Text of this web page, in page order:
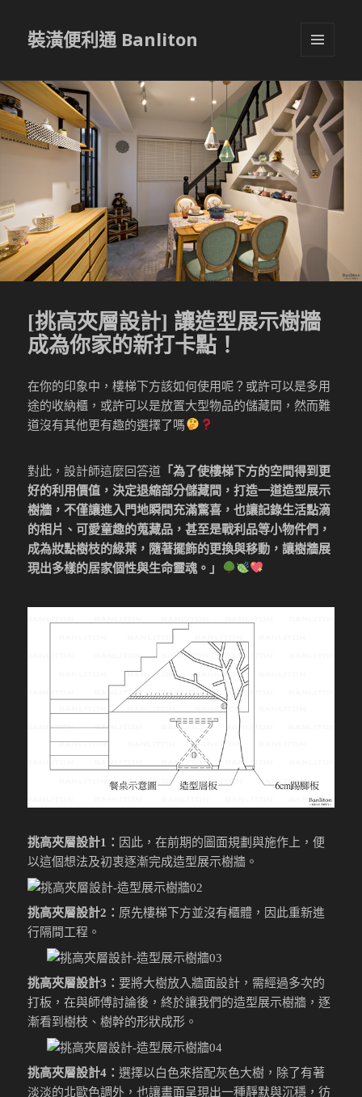
裝潢便利通 Banliton
小工具
[挑高夾層設計] 讓造型展示樹牆
成為你家的新打卡點！
在你的印象中，樓梯下方該如何使用呢？或許可以是多用
途的收納櫃，或許可以是放置大型物品的儲藏間，然而難
道沒有其他更有趣的選擇了嗎
對此，設計師這麼回答道 「為了使樓梯下方的空間得到更
好的利用價值，決定退縮部分儲藏間，打造一道造型展示
樹牆，不僅讓進入門地瞬間充滿驚喜，也讓記錄生活點滴
的相片、可愛童趣的蒐藏品，甚至是戰利品等小物件們，
成為妝點樹枝的綠葉，隨著擺飾的更換與移動，讓樹牆展
現出多樣的居家個性與生命靈魂。」
挑高夾層設計1： 因此，在前期的圖面規劃與施作上，便
以這個想法及初衷逐漸完成造型展示樹牆。
挑高夾層設計2： 原先樓梯下方並沒有櫃體，因此重新進
行隔間工程。
挑高夾層設計3：要將大樹放入牆面設計，需經過多次的
打板，在與師傅討論後，終於讓我們的造型展示樹牆，逐
漸看到樹枝、樹幹的形狀成形。
挑高夾層設計4：選擇以白色來搭配灰色大樹，除了有著
淡淡的北歐色調外，也讓畫面呈現出一種靜默與沉穩，彷